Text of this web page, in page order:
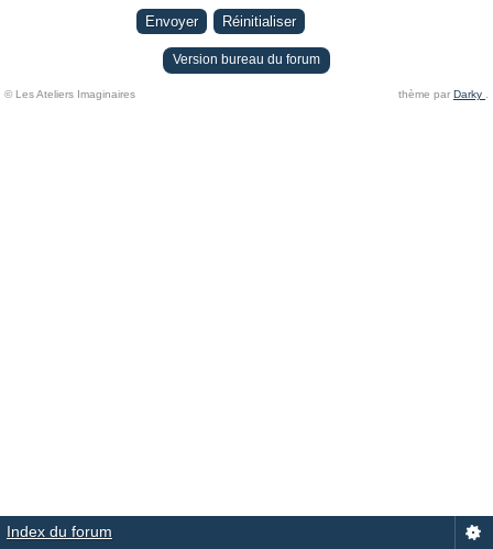
Version bureau du forum
© Les Ateliers Imaginaires thème par Darky
Index du forum